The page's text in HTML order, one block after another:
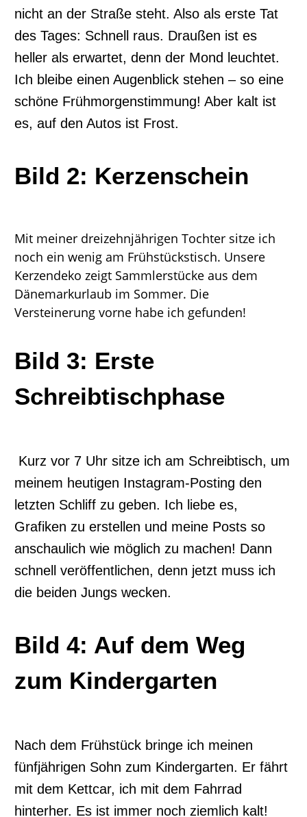
nicht an der Straße steht. Also als erste Tat
des Tages: Schnell raus. Draußen ist es
heller als erwartet, denn der Mond leuchtet.
Ich bleibe einen Augenblick stehen – so eine
schöne Frühmorgenstimmung! Aber kalt ist
es, auf den Autos ist Frost.
Bild 2: Kerzenschein
Mit meiner dreizehnjährigen Tochter sitze ich
noch ein wenig am Frühstückstisch. Unsere
Kerzendeko zeigt Sammlerstücke aus dem
Dänemarkurlaub im Sommer. Die
Versteinerung vorne habe ich gefunden!
Bild 3: Erste
Schreibtischphase
Kurz vor 7 Uhr sitze ich am Schreibtisch, um
meinem heutigen Instagram-Posting den
letzten Schliff zu geben. Ich liebe es,
Grafiken zu erstellen und meine Posts so
anschaulich wie möglich zu machen! Dann
schnell veröffentlichen, denn jetzt muss ich
die beiden Jungs wecken.
Bild 4: Auf dem Weg
zum Kindergarten
Nach dem Frühstück bringe ich meinen
fünfjährigen Sohn zum Kindergarten. Er fährt
mit dem Kettcar, ich mit dem Fahrrad
hinterher. Es ist immer noch ziemlich kalt!